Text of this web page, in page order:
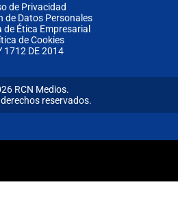
de Privacidad
de Datos Personales
de Ética Empresarial
de Cookies
1712 DE 2014
RCN Medios.
reservados.